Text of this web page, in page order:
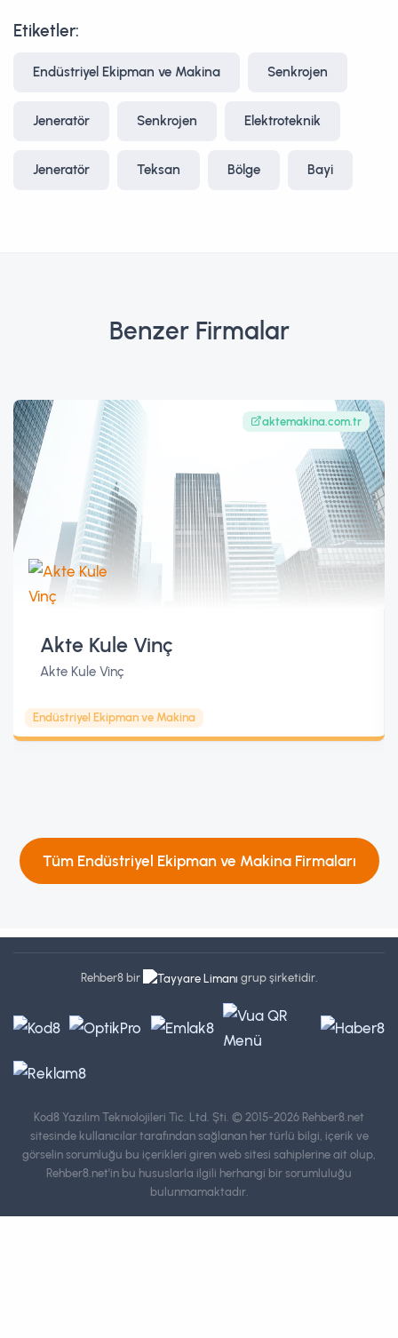
Etiketler:
Endüstriyel Ekipman ve Makina Senkrojen
Jeneratör Senkrojen Elektroteknik
Jeneratör Teksan Bölge Bayi
Benzer Firmalar
Endüstriyel Ekipman ve Makina
aktemakina.com.tr
Akte Kule Vinç
Akte Kule Vinç
Tüm Endüstriyel Ekipman ve Makina Firmaları
Rehber8 bir grup şirketidir.
Kod8 Yazılım Teknıolojileri Tic. Ltd. Şti. © 2015-2026 Rehber8.net
sitesinde kullanıcılar tarafından sağlanan her türlü bilgi, içerik ve
görselin sorumluğu bu içerikleri giren web sitesi sahiplerine ait olup,
Rehber8.net'in bu hususlarla ilgili herhangi bir sorumluluğu
bulunmamaktadır.